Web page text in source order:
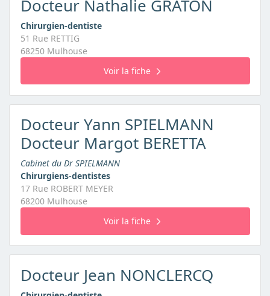
Docteur Nathalie GRATON
Chirurgien-dentiste
51 Rue RETTIG
68250 Mulhouse
Voir la fiche
Docteur Yann SPIELMANN
Docteur Margot BERETTA
Cabinet du Dr SPIELMANN
Chirurgiens-dentistes
17 Rue ROBERT MEYER
68200 Mulhouse
Voir la fiche
Docteur Jean NONCLERCQ